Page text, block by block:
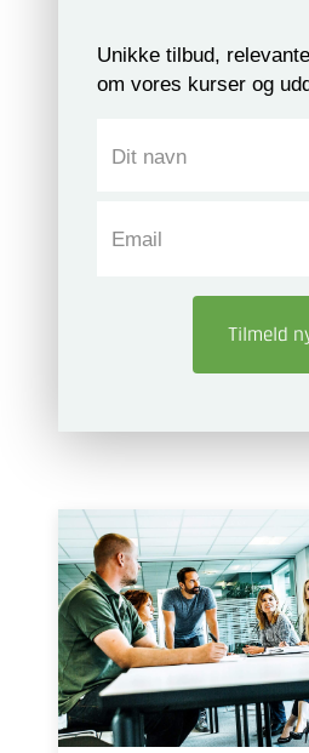
Unikke tilbud,
om vores kurser og
Dit navn
Email
Tilmeld